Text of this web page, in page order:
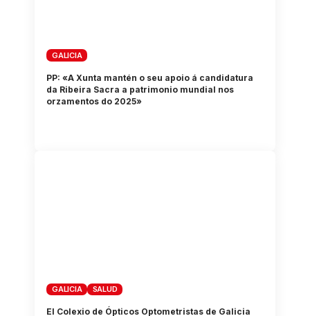
GALICIA
PP: «A Xunta mantén o seu apoio á candidatura
da Ribeira Sacra a patrimonio mundial nos
orzamentos do 2025»
GALICIA SALUD
El Colexio de Ópticos Optometristas de Galicia